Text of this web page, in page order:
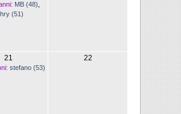
MB (48)
(51)
21
stefano (53)
22